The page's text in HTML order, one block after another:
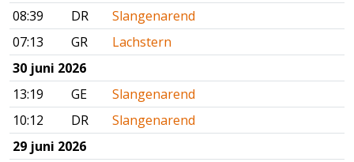
08:39
DR
Slangenarend
07:13
GR
Lachstern
30 juni 2026
13:19
GE
Slangenarend
10:12
DR
Slangenarend
29 juni 2026